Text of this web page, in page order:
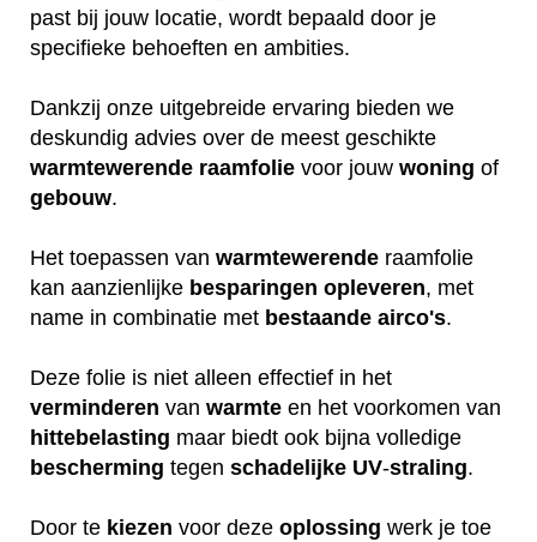
past bij jouw locatie, wordt bepaald door je
specifieke behoeften en ambities.
Dankzij onze uitgebreide ervaring bieden we
deskundig advies over de meest geschikte
warmtewerende raamfolie voor jouw woning of
gebouw.
Het toepassen van warmtewerende raamfolie
kan aanzienlijke besparingen opleveren, met
name in combinatie met bestaande airco's.
Deze folie is niet alleen effectief in het
verminderen van warmte en het voorkomen van
hittebelasting maar biedt ook bijna volledige
bescherming tegen schadelijke UV-straling.
Door te kiezen voor deze oplossing werk je toe